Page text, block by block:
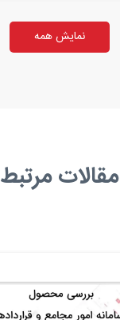
نمایش همه
مقالات مرتبط